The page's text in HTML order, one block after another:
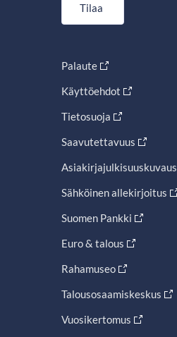
Tilaa
Palaute
Käyttöehdot
Tietosuoja
Saavutettavuus
Asiakirjajulkisuuskuvaus
Sähköinen allekirjoitus
Suomen Pankki
Euro & talous
Rahamuseo
Talousosaamiskeskus
Vuosikertomus